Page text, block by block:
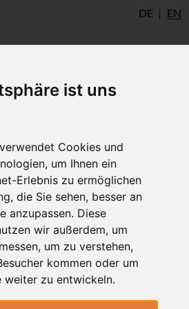
ist uns
Cookies und
um Ihnen ein
Erlebnis zu ermöglichen
die Sie sehen, besser an
anzupassen. Diese
wir außerdem, um
um zu verstehen,
kommen oder um
weiter zu entwickeln.
DE EN